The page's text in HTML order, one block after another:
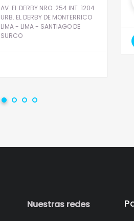
AV. EL DERBY NRO. 254 INT. 1204
URB. EL DERBY DE MONTERRICO
LIMA - LIMA - SANTIAGO DE
SURCO
Nuestras redes